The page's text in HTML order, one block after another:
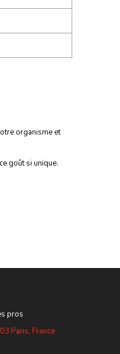
organisme et
goût si unique.
pros
Paris, France